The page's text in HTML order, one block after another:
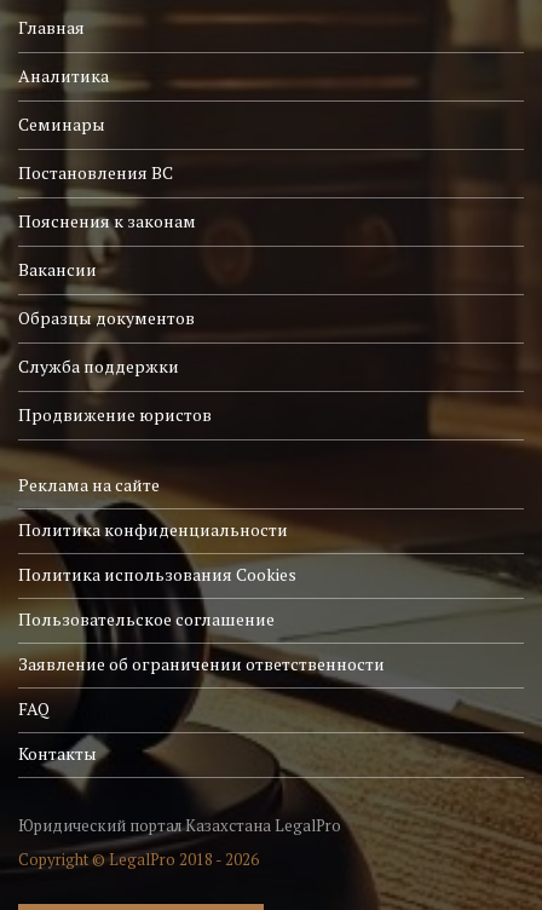
Главная
Аналитика
Семинары
Постановления ВС
Пояснения к законам
Вакансии
Образцы документов
Служба поддержки
Продвижение юристов
Реклама на сайте
Политика конфиденциальности
Политика использования Cookies
Пользовательское соглашение
Заявление об ограничении ответственности
FAQ
Контакты
Юридический портал Казахстана LegalPro
Copyright © LegalPro 2018 - 2026